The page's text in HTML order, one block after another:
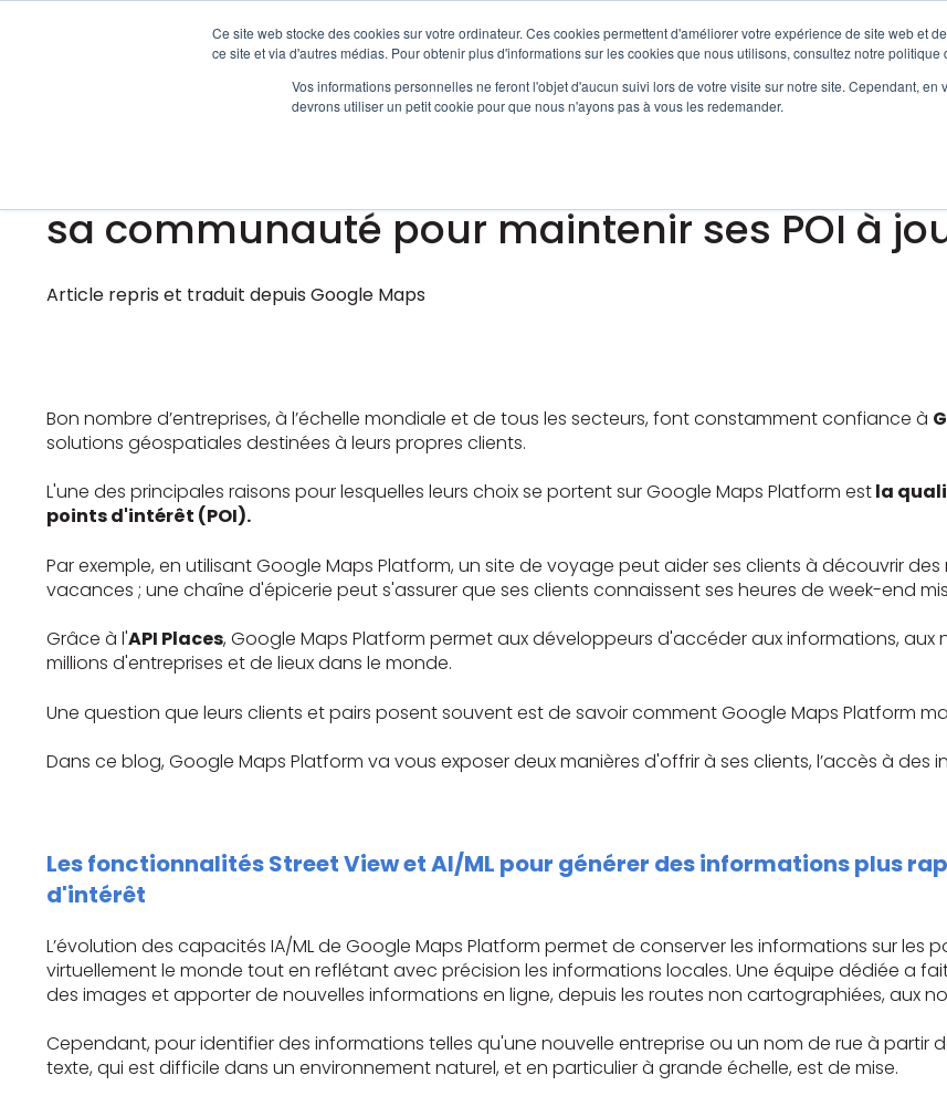
Ce site web stocke des cookies sur votre ordinateur. Ces cookies permettent d'améliorer votre expérience de site web et
ce site et via d'autres médias. Pour obtenir plus d'informations sur les cookies que nous utilisons, consultez notre politique
Vos informations personnelles ne feront l'objet d'aucun suivi lors de votre visite sur notre site. Cependant, en
devrons utiliser un petit cookie pour que nous n'ayons pas à vous les redemander.
SolutionsAfficher le sous-menu pour
ProduitsAfficher le sous-
Services
Comment Google Maps Platform utilise l'IA/
sa communauté pour maintenir ses POI à
Article repris et traduit depuis Google Maps
Bon nombre d’entreprises, à l’échelle mondiale et de tous les secteurs, font constamment confiance à
solutions géospatiales destinées à leurs propres clients.
L'une des principales raisons pour lesquelles leurs choix se portent sur Google Maps Platform estla
points d'intérêt (POI).
Par exemple, en utilisant Google Maps Platform, un site de voyage peut aider ses clients à découvrir
vacances ; une chaîne d'épicerie peut s'assurer que ses clients connaissent ses heures de week-end
Grâce à l'API Places, Google Maps Platform permet aux développeurs d'accéder aux informations, aux
millions d'entreprises et de lieux dans le monde.
Une question que leurs clients et pairs posent souvent est de savoir comment Google Maps Platform
Dans ce blog, Google Maps Platform va vous exposer deux manières d'offrir à ses clients, l’accès à
Les fonctionnalités Street View et AI/ML pour générer des informations plus
d'intérêt
L’évolution des capacités IA/ML de Google Maps Platform permet de conserver les informations sur les
virtuellement le monde tout en reflétant avec précision les informations locales. Une équipe dédiée a
des images et apporter de nouvelles informations en ligne, depuis les routes non cartographiées, aux
Cependant, pour identifier des informations telles qu'une nouvelle entreprise ou un nom de rue à partir
texte, qui est difficile dans un environnement naturel, et en particulier à grande échelle, est de mise.